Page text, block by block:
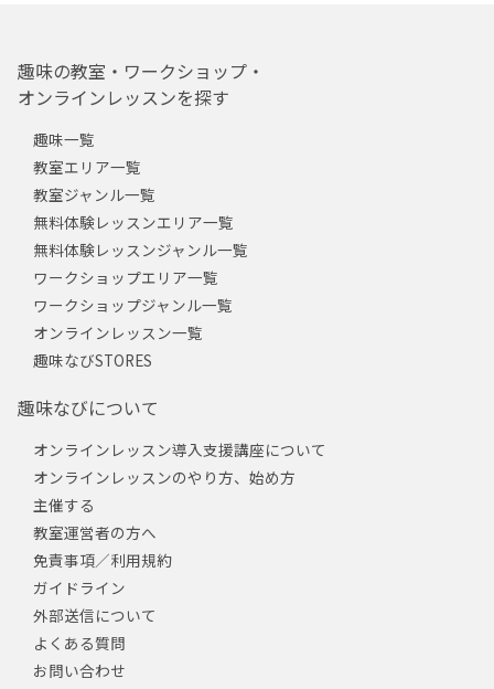
趣味の教室・ワークショップ・
オンラインレッスンを探す
趣味一覧
教室エリア一覧
教室ジャンル一覧
無料体験レッスンエリア一覧
無料体験レッスンジャンル一覧
ワークショップエリア一覧
ワークショップジャンル一覧
オンラインレッスン一覧
趣味なびSTORES
趣味なびについて
オンラインレッスン導入支援講座について
オンラインレッスンのやり方、始め方
主催する
教室運営者の方へ
免責事項／利用規約
ガイドライン
外部送信について
よくある質問
お問い合わせ